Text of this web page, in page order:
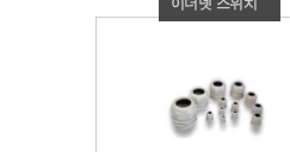
이더넷 스위치